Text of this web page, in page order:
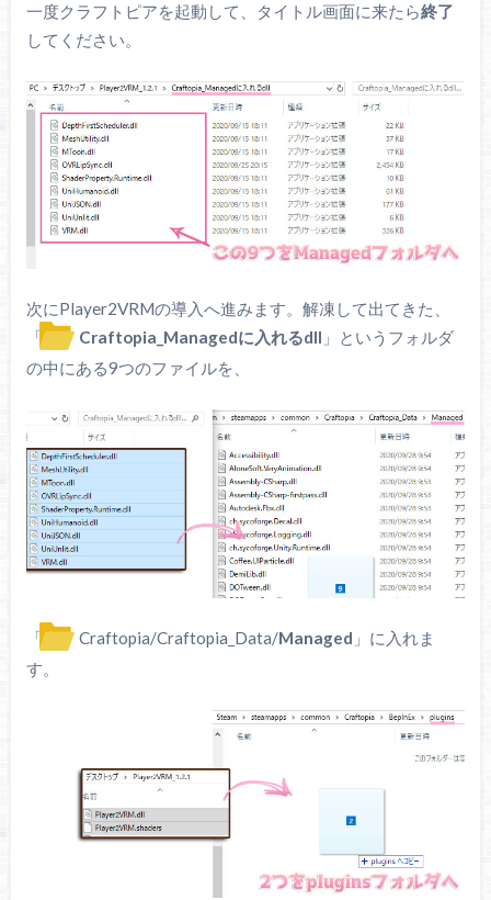
一度クラフトピアを起動して、タイトル画面に来たら終了
してください。
次にPlayer2VRMの導入へ進みます。解凍して出てきた、
「
Craftopia_Managedに入れるdll 」というフォルダ
の中にある9つのファイルを、
「 Craftopia/Craftopia_Data/Managed 」に入れま
す。